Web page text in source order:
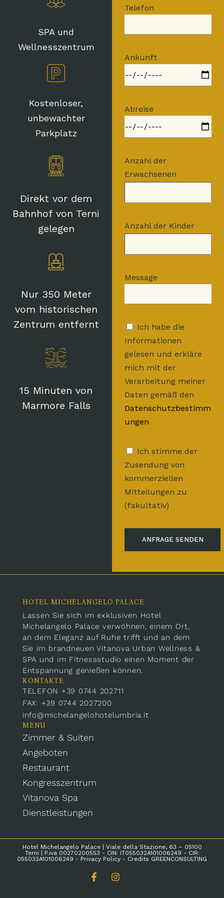
SPA und
Wellnesszentrum
Kostenloser,
unbewachter
Parkplatz
Direkt vor dem
Bahnhof von Terni
gelegen
Nur 350 Meter
vom historischen
Zentrum entfernt
15 Minuten von
Marmore Falls
Telefon
Ankunft
Abreise
Anzahl der
Erwachsenen
Anzahl der Kinder
Message
Ich habe die
Informationen
gelesen und erkläre
mich mit der
Verarbeitung meiner
Daten gemäß den
Datenschutzbestimm
ungen
Ich stimme der
Zusendung von
kommerziellen
Mitteilungen zu
(fakultativ)
HOTEL MICHELANGELO PALACE
Lassen Sie sich im exklusiven Hotel
Michelangelo Palace verwöhnen, einem Ort,
an dem Eleganz auf Ruhe trifft und an dem
Sie im brandneuen Vitanova Urban Wellness &
SPA und im Fitnessstudio einen Moment der
Entspannung genießen können.
KONTAKTE
TELEFON +39 0744 202711
FAX: +39 0744 2027200
info@michelangelohotelumbria.it
MENU
Zimmer & Suiten
Angeboten
Restaurant
Kongresszentrum
Vitanova Spa
Dienstleistungen
Hotel Michelangelo Palace | Viale della Stazione, 63 – 05100
Terni | P.iva 00270200553 - CIN: IT055032A101006249 - CIR:
055032A101006249 - Privacy Policy - Credits GREENCONSULTING